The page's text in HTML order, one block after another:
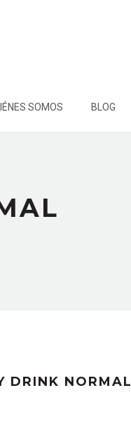
SOMOS BLOG
DRINK NORMAL